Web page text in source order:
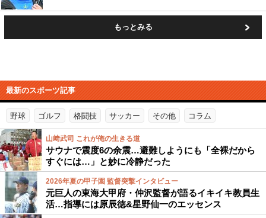
もっとみる
最新のスポーツ記事
野球 ゴルフ 格闘技 サッカー その他 コラム
山﨑武司 これが俺の生きる道
サウナで震度6の余震…避難しようにも「全裸だから
すぐには…」と妙に冷静だった
2026年夏の甲子園 監督突撃インタビュー
元巨人の東海大甲府・仲沢監督が語るイキイキ教員生
活…指導には原辰徳&星野仙一のエッセンス